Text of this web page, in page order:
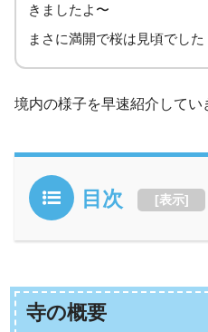
きましたよ〜
まさに満開で桜は見頃でした
境内の様子を早速紹介してい
目次 [表示]
寺の概要